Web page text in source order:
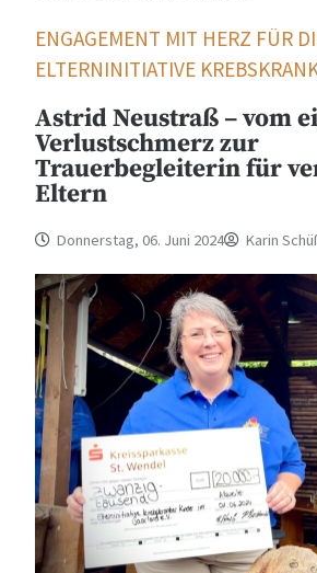
ENGAGEMENT MIT HERZ FÜR
ELTERNINITIATIVE
Astrid Neustraß – vom
Verlustschmerz zur
Trauerbegleiterin für
Eltern
Donnerstag, 06. Juni 2024 Karin